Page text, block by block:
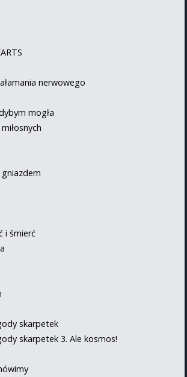
nerwowego
mogła
gniazdem
i śmierć
skarpetek
skarpetek 3. Ale kosmos!